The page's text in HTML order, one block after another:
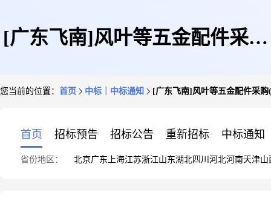
[广东飞南]风叶等五金配件采购
您当前的位置： 首页 中标｜中标通知 [广东飞南]风叶等五金配件采购
首页 招标预告 招标公告 重新招标 中标通知
省份地区： 北京广东 上海江苏浙江山东湖北四川 河北河南天津山